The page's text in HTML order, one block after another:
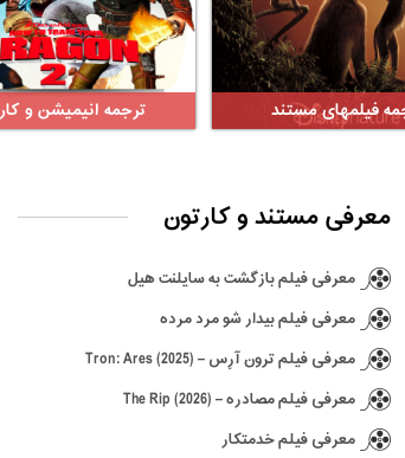
فیلمهای مستند ترجمه انیمیشن و
معرفی مستند و کارتون
معرفی فیلم بازگشت به سایلنت هیل
معرفی فیلم بیدار شو مرد مرده
معرفی فیلم ترون آرِس – Tron: Ares (2025)
معرفی فیلم مصادره – The Rip (2026)
معرفی فیلم خدمتکار